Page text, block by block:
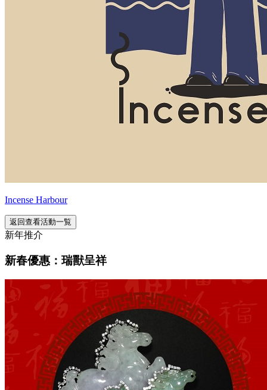
Incense Harbour
返回查看活動一覧
新年推介
新春優惠：瑞獸呈祥